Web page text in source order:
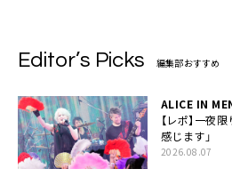
Editor’s Picks 編集部おすすめ
ALICE IN
【レポ】一夜
感じます」
2026.08.07